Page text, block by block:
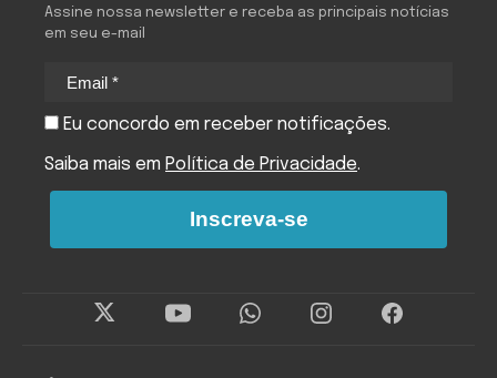
Assine nossa newsletter e receba as principais notícias
em seu e-mail
Eu concordo em receber notificações.
Saiba mais em Política de Privacidade.
Inscreva-se